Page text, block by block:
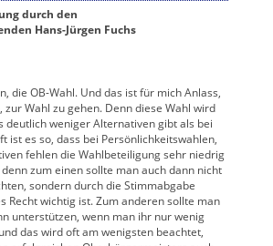
durch den
Hans-Jürgen Fuchs
die OB-Wahl. Und das ist für mich Anlass,
Wahl zu gehen. Denn diese Wahl wird
deutlich weniger Alternativen gibt als bei
ist es so, dass bei Persönlichkeitswahlen,
fehlen die Wahlbeteiligung sehr niedrig
zum einen sollte man auch dann nicht
sondern durch die Stimmabgabe
Recht wichtig ist. Zum anderen sollte man
unterstützen, wenn man ihr nur wenig
das wird oft am wenigsten beachtet,